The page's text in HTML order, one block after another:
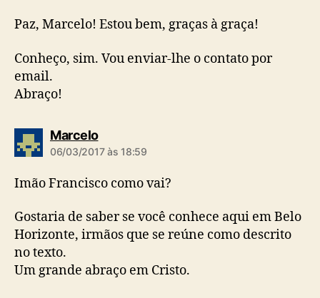
Paz, Marcelo! Estou bem, graças à graça!
Conheço, sim. Vou enviar-lhe o contato por
email.
Abraço!
Marcelod
i
06/03/2017 às 18:59
Imão Francisco como vai?
Gostaria de saber se você conhece aqui em Belo
Horizonte, irmãos que se reúne como descrito
no texto.
Um grande abraço em Cristo.